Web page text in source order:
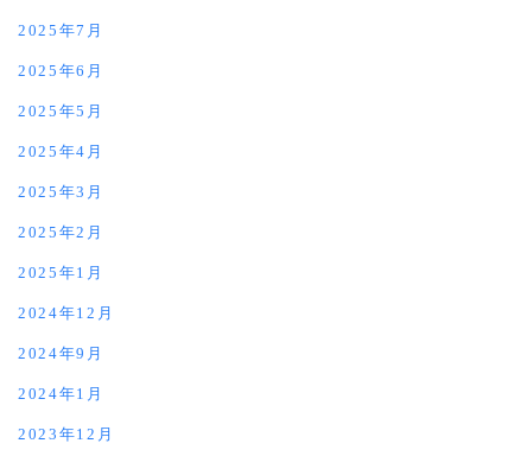
2025年7月
2025年6月
2025年5月
2025年4月
2025年3月
2025年2月
2025年1月
2024年12月
2024年9月
2024年1月
2023年12月